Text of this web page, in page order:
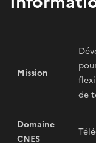
Mission
de
Domaine
CNES